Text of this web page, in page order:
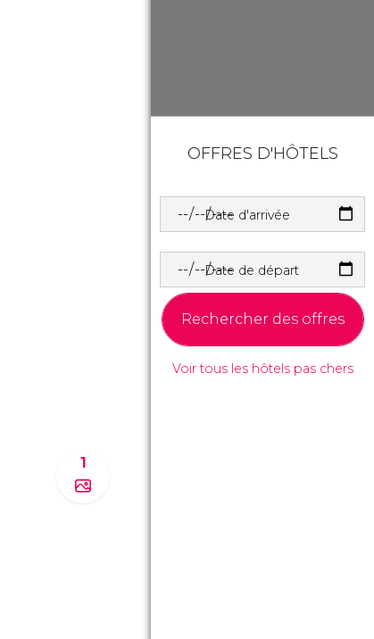
1
OFFRES D'HÔTELS
Date d'arrivée
Date de départ
Rechercher des offres
Voir tous les hôtels pas chers